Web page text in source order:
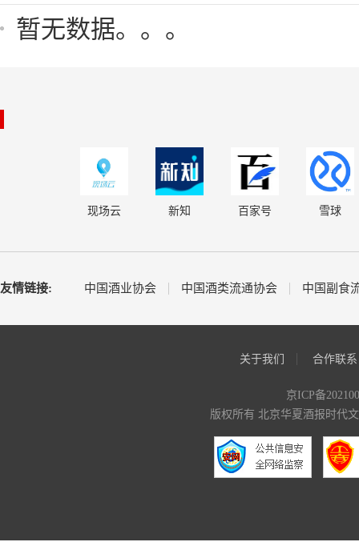
暂无数据。。。
现场云 新知 百家号 雪球
友情链接: 中国酒业协会 中国酒类流通协会 中国副食
关于我们 合作联系
京ICP备
版权所有 北京华夏酒报时代文